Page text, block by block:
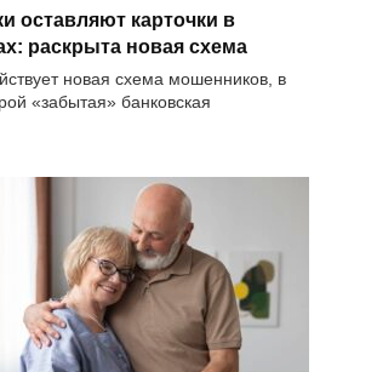
оставляют карточки в
раскрыта новая схема
новая схема мошенников, в
«забытая» банковская